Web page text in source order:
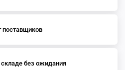
складе без ожидания